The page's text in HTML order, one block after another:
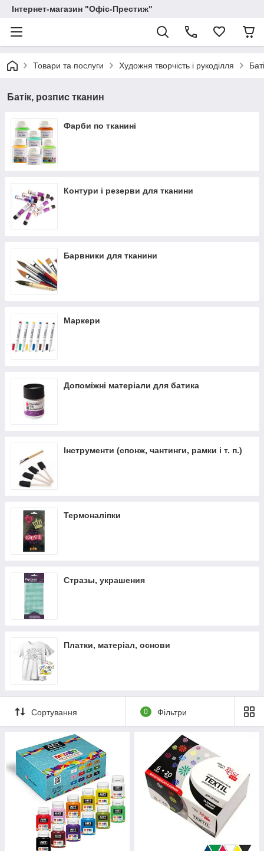
Інтернет-магазин "Офіс-Престиж"
Товари та послуги Художня творчість і рукоділля
Батік, розпис тканин
Фарби по тканині
Контури і резерви для тканини
Барвники для тканини
Маркери
Допоміжні матеріали для батика
Інструменти (спонж, чантинги, рамки і т. п.)
Термоналіпки
Стразы, украшения
Платки, матеріал, основи
Сортування 0 Фільтри